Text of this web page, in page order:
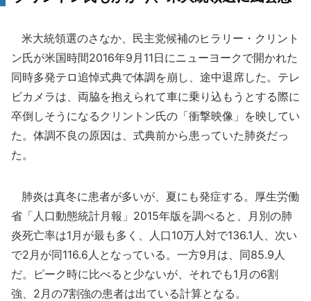
米大統領選のさなか、民主党候補のヒラリー・クリント
ン氏が米国時間2016年9月11日にニューヨークで開かれた
同時多発テロ追悼式典で体調を崩し、途中退席した。テレ
ビカメラは、両脇を抱えられて車に乗り込もうとする際に
卒倒しそうになるクリントン氏の「衝撃映像」を映してい
た。体調不良の原因は、式典前から患っていた肺炎だっ
た。
肺炎は真冬に患者が多いが、夏にも発症する。厚生労働
省「人口動態統計月報」2015年版を調べると、月別の肺
炎死亡率は1月が最も多く、人口10万人対で136.1人、次い
で2月が同116.6人となっている。一方9月は、同85.9人
だ。ピーク時に比べると少ないが、それでも1月の6割
強、2月の7割強の患者は出ている計算となる。